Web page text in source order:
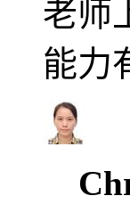
老师
能力